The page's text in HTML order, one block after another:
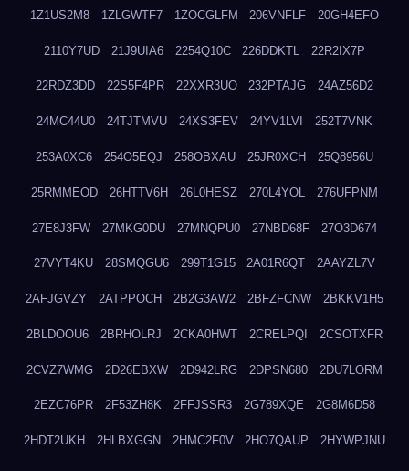
1Z1US2M8 1ZLGWTF7 1ZOCGLFM 206VNFLF 20GH4EFO
2110Y7UD 21J9UIA6 2254Q10C 226DDKTL 22R2IX7P
22RDZ3DD 22S5F4PR 22XXR3UO 232PTAJG 24AZ56D2
24MC44U0 24TJTMVU 24XS3FEV 24YV1LVI 252T7VNK
253A0XC6 254O5EQJ 258OBXAU 25JR0XCH 25Q8956U
25RMMEOD 26HTTV6H 26L0HESZ 270L4YOL 276UFPNM
27E8J3FW 27MKG0DU 27MNQPU0 27NBD68F 27O3D674
27VYT4KU 28SMQGU6 299T1G15 2A01R6QT 2AAYZL7V
2AFJGVZY 2ATPPOCH 2B2G3AW2 2BFZFCNW 2BKKV1H5
2BLDOOU6 2BRHOLRJ 2CKA0HWT 2CRELPQI 2CSOTXFR
2CVZ7WMG 2D26EBXW 2D942LRG 2DPSN680 2DU7LORM
2EZC76PR 2F53ZH8K 2FFJSSR3 2G789XQE 2G8M6D58
2HDT2UKH 2HLBXGGN 2HMC2F0V 2HO7QAUP 2HYWPJNU